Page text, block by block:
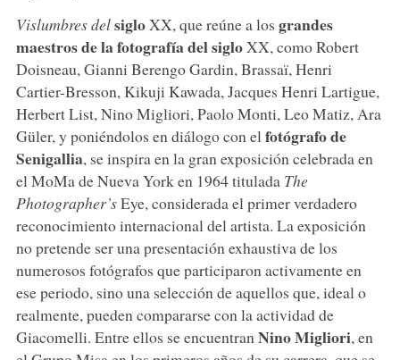
Vislumbres delsigloXX, que reúne a los grandes
maestros de la fotografía del sigloXX, como Robert
Doisneau, Gianni Berengo Gardin, Brassaï, Henri
Cartier-Bresson, Kikuji Kawada, Jacques Henri Lartigue,
Herbert List, Nino Migliori, Paolo Monti, Leo Matiz, Ara
Güler, y poniéndolos en diálogo con el fotógrafo de
Senigallia, se inspira en la gran exposición celebrada en
el MoMa de Nueva York en 1964 titulada The
Photographer’sEye, considerada el primer verdadero
reconocimiento internacional del artista. La exposición
no pretende ser una presentación exhaustiva de los
numerosos fotógrafos que participaron activamente en
ese periodo, sino una selección de aquellos que, ideal o
realmente, pueden compararse con la actividad de
Giacomelli. Entre ellos se encuentran NinoMigliori, en